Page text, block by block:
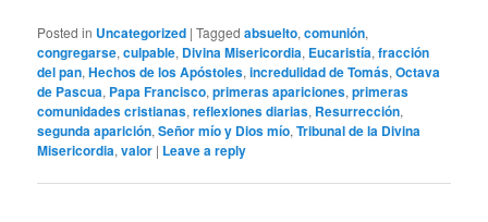
Posted in Uncategorized |Tagged absuelto,comunión,
congregarse,culpable, Divina Misericordia, Eucaristía,fracción
del pan,Hechos de los Apóstoles,incredulidad de Tomás,Octava
de Pascua, Papa Francisco,primeras apariciones,primeras
comunidades cristianas,reflexiones diarias, Resurrección,
segunda aparición,Señor mío y Dios mío,Tribunal de la Divina
Misericordia,valor | Leave a reply